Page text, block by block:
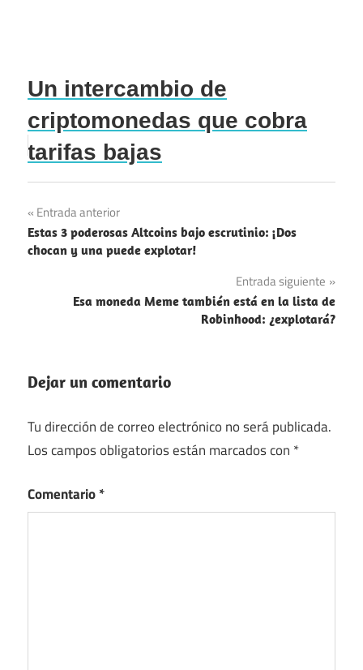
Un intercambio de
criptomonedas que cobra
tarifas bajas
Navegación
de
Entrada anterior
Estas 3 poderosas Altcoins bajo escrutinio: ¡Dos
chocan y una puede explotar!
Entrada siguiente
Esa moneda Meme también está en la lista de
Robinhood: ¿explotará?
Dejar un comentario
Tu dirección de correo electrónico no será publicada.
Los campos obligatorios están marcados con *
Comentario*